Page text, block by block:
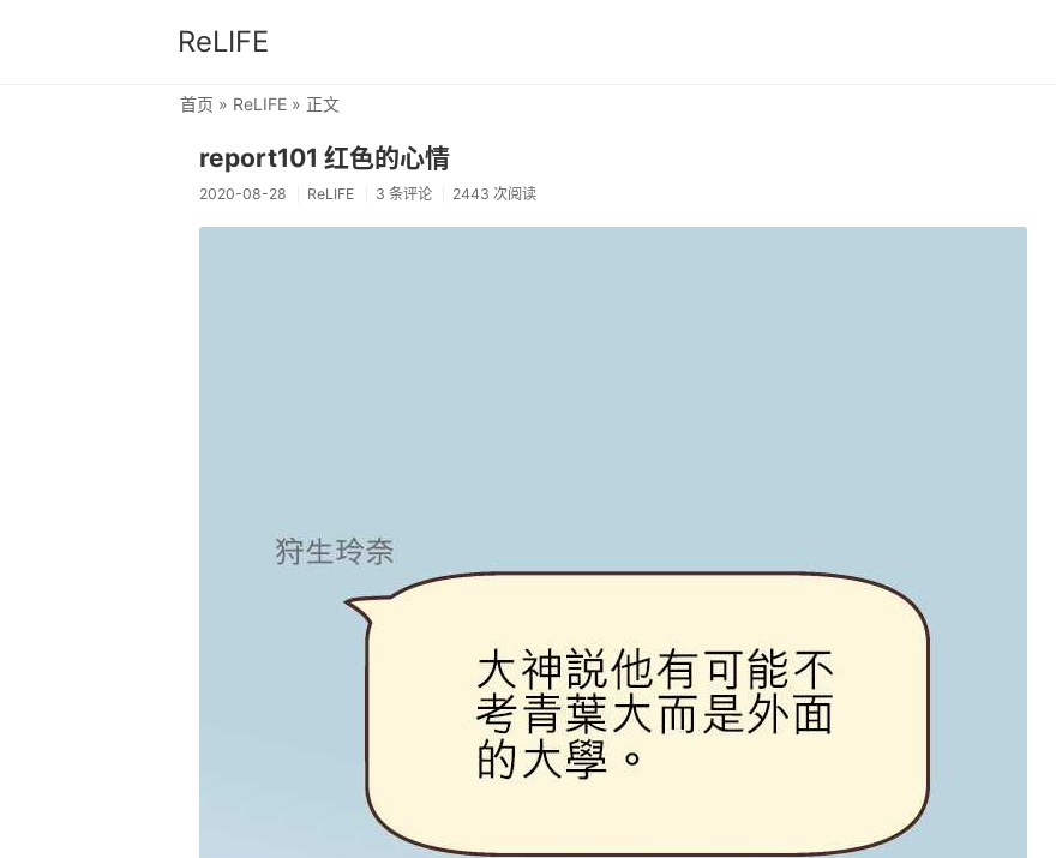
ReLIFE
首页 » ReLIFE » 正文
report101 红色的心情
2020-08-28 ReLIFE 3 条评论 2443 次阅读